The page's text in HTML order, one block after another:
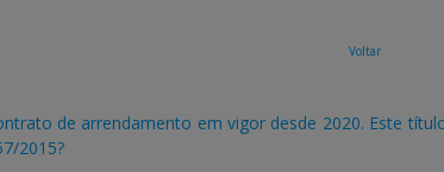
Voltar
de arrendamento em vigor desde 2020. Este
2015?